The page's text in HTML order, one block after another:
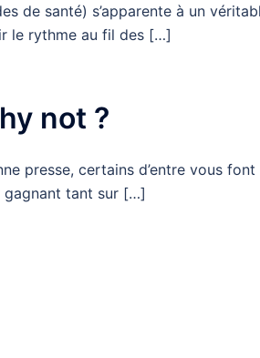
de santé) s’apparente à un
le rythme au fil des […]
not ?
presse, certains d’entre vous
gagnant tant sur […]